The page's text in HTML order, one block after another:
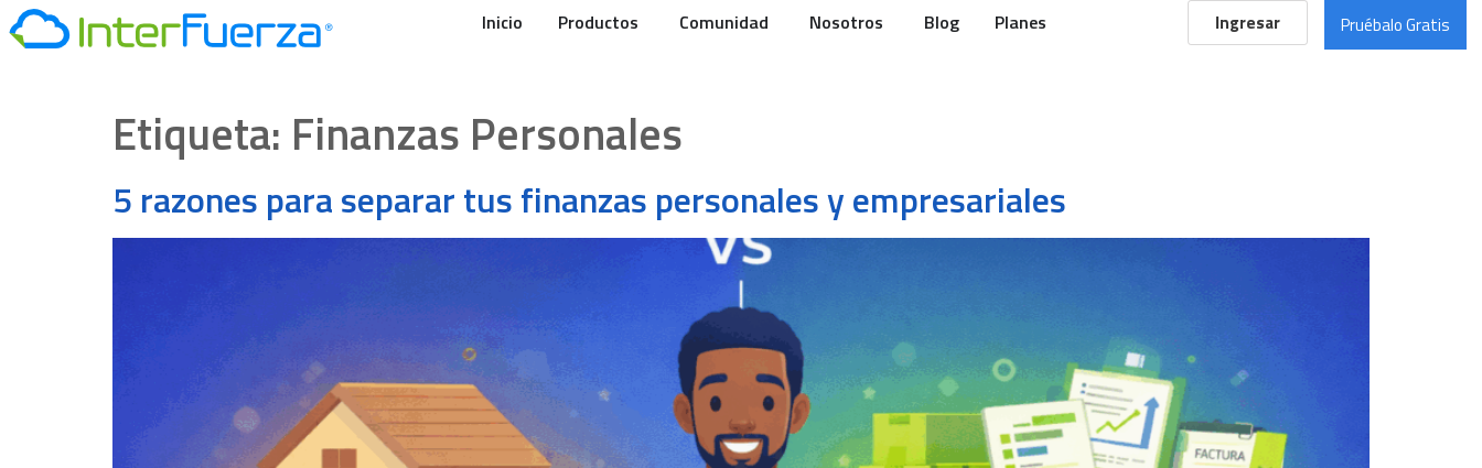
Inicio Productos Comunidad Nosotros Blog Planes Ingresar Pruébalo Gratis
Etiqueta: Finanzas Personales
5 razones para separar tus finanzas personales y empresariales